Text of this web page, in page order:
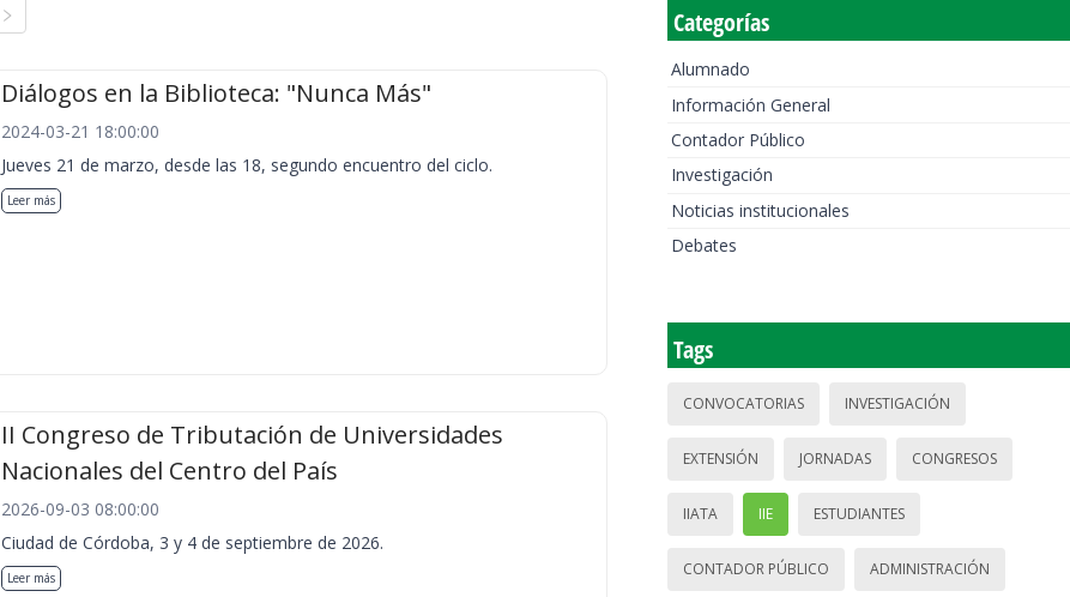
Diálogos en la Biblioteca: "Nunca Más"
2024-03-21 18:00:00
Jueves 21 de marzo, desde las 18, segundo encuentro del ciclo.
Leer más
II Congreso de Tributación de Universidades
Nacionales del Centro del País
2026-09-03 08:00:00
Ciudad de Córdoba, 3 y 4 de septiembre de 2026.
Leer más
Categorías
Alumnado
Información General
Contador Público
Investigación
Noticias institucionales
Debates
Tags
CONVOCATORIAS INVESTIGACIÓN
EXTENSIÓN JORNADAS CONGRESOS
IIATA IIE ESTUDIANTES
CONTADOR PÚBLICO ADMINISTRACIÓN